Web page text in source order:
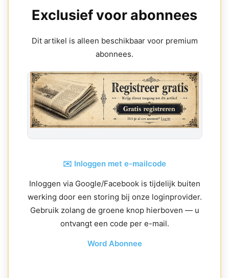
Exclusief voor abonnees
Dit artikel is alleen beschikbaar voor premium
abonnees.
✉️ Inloggen met e-mailcode
Inloggen via Google/Facebook is tijdelijk buiten
werking door een storing bij onze loginprovider.
Gebruik zolang de groene knop hierboven — u
ontvangt een code per e-mail.
Word Abonnee